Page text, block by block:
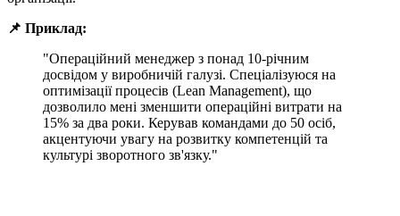
📌 Приклад:
"Операційний менеджер з понад 10-річним
досвідом у виробничій галузі. Спеціалізуюся на
оптимізації процесів (Lean Management), що
дозволило мені зменшити операційні витрати на
15% за два роки. Керував командами до 50 осіб,
акцентуючи увагу на розвитку компетенцій та
культурі зворотного зв'язку."